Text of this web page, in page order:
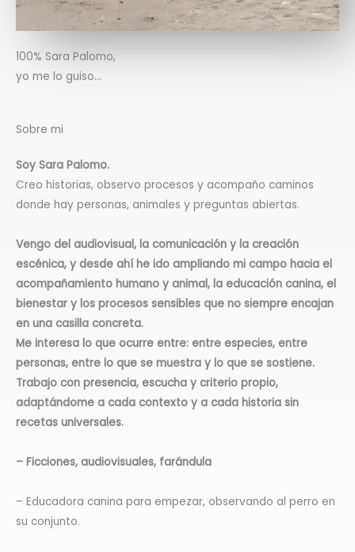
100% Sara Palomo,
yo me lo guiso…
Sobre mi
Soy Sara Palomo.
Creo historias, observo procesos y acompaño caminos
donde hay personas, animales y preguntas abiertas.
Vengo del audiovisual, la comunicación y la creación
escénica, y desde ahí he ido ampliando mi campo hacia el
acompañamiento humano y animal, la educación canina, el
bienestar y los procesos sensibles que no siempre encajan
en una casilla concreta.
Me interesa lo que ocurre entre: entre especies, entre
personas, entre lo que se muestra y lo que se sostiene.
Trabajo con presencia, escucha y criterio propio,
adaptándome a cada contexto y a cada historia sin
recetas universales.
– Ficciones, audiovisuales, farándula
– Educadora canina para empezar, observando al perro en
su conjunto.